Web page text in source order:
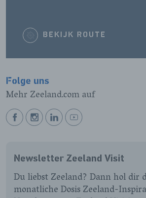
BEKIJK ROUTE
Folge uns
Mehr Zeeland.com auf
BEKIJK
PAGINA
BEKIJK
PAGINA
BEKIJK
PAGINA
BEKIJK
PAGINA
Newsletter Zeeland Visit
Du liebst Zeeland? Dann hol dir
monatliche Dosis Zeeland-